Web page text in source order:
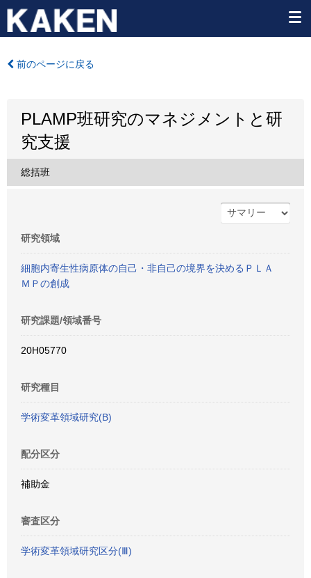
前のページに戻る
PLAMP班研究のマネジメントと研
究支援
総括班
研究領域
細胞内寄生性病原体の自己・非自己の境界を決めるＰＬＡ
ＭＰの創成
研究課題/領域番号
20H05770
研究種目
学術変革領域研究(B)
配分区分
補助金
審査区分
学術変革領域研究区分(Ⅲ)